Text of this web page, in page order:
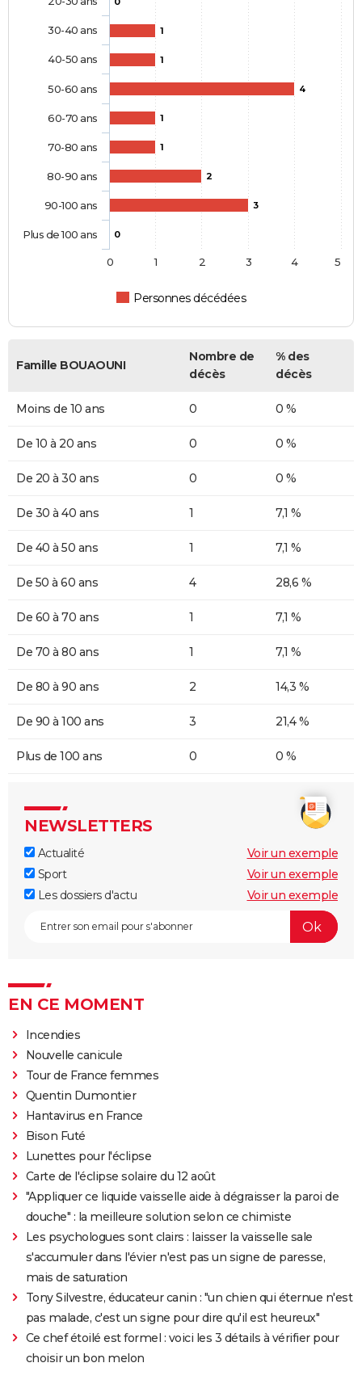
1
1
4
1
1
2
3
0
Personnes décédées
30-40 ans
40-50 ans
50-60 ans
60-70 ans
70-80 ans
80-90 ans
90-100 ans
Plus de 100 ans
0 1 2 3 4 5
Famille BOUAOUNI
Nombre de
décès
% des
décès
Moins de 10 ans 0 0 %
De 10 à 20 ans 0 0 %
De 20 à 30 ans 0 0 %
De 30 à 40 ans 1 7,1 %
De 40 à 50 ans 1 7,1 %
De 50 à 60 ans 4 28,6 %
De 60 à 70 ans 1 7,1 %
De 70 à 80 ans 1 7,1 %
De 80 à 90 ans 2 14,3 %
De 90 à 100 ans 3 21,4 %
Plus de 100 ans 0 0 %
NEWSLETTERS
Actualité
Voir un exemple
Sport
Voir un exemple
Les dossiers d'actu
Voir un exemple
EN CE MOMENT
Incendies
Nouvelle canicule
Tour de France femmes
Quentin Dumontier
Hantavirus en France
Bison Futé
Lunettes pour l'éclipse
Carte de l'éclipse solaire du 12 août
"Appliquer ce liquide vaisselle aide à dégraisser la paroi de
douche" : la meilleure solution selon ce chimiste
Les psychologues sont clairs : laisser la vaisselle sale
s'accumuler dans l'évier n'est pas un signe de paresse,
mais de saturation
Tony Silvestre, éducateur canin : "un chien qui éternue n'est
pas malade, c'est un signe pour dire qu'il est heureux"
Ce chef étoilé est formel : voici les 3 détails à vérifier pour
choisir un bon melon